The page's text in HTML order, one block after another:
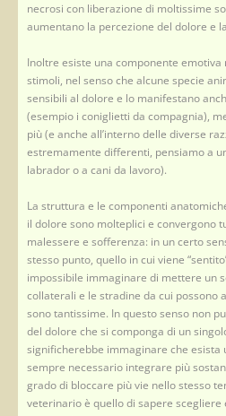
necrosi con liberazione di moltissime
aumentano la percezione del dolore e
Inoltre esiste una componente
stimoli, nel senso che alcune specie
sensibili al dolore e lo manifestano
(esempio i coniglietti da compagnia),
più (e anche all’interno delle diverse
estremamente differenti, pensiamo a
labrador o a cani da lavoro).
La struttura e le componenti
il dolore sono molteplici e convergono
malessere e sofferenza: in un certo
stesso punto, quello in cui viene
impossibile immaginare di mettere un
collaterali e le stradine da cui possono
sono tantissime. In questo senso non
del dolore che si componga di un
significherebbe immaginare che esista
sempre necessario integrare più
grado di bloccare più vie nello stesso
veterinario è quello di sapere